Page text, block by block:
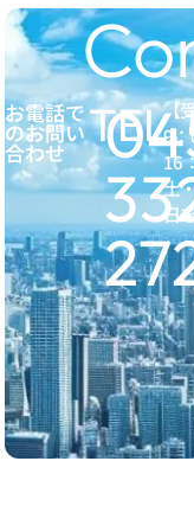
お電話で
のお問い
合わせ TEL.
【
9：
16
土
日